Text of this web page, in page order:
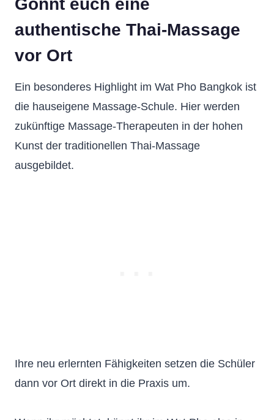
Gönnt euch eine
authentische Thai-Massage
vor Ort
Ein besonderes Highlight im Wat Pho Bangkok ist
die hauseigene Massage-Schule. Hier werden
zukünftige Massage-Therapeuten in der hohen
Kunst der traditionellen Thai-Massage
ausgebildet.
Ihre neu erlernten Fähigkeiten setzen die Schüler
dann vor Ort direkt in die Praxis um.